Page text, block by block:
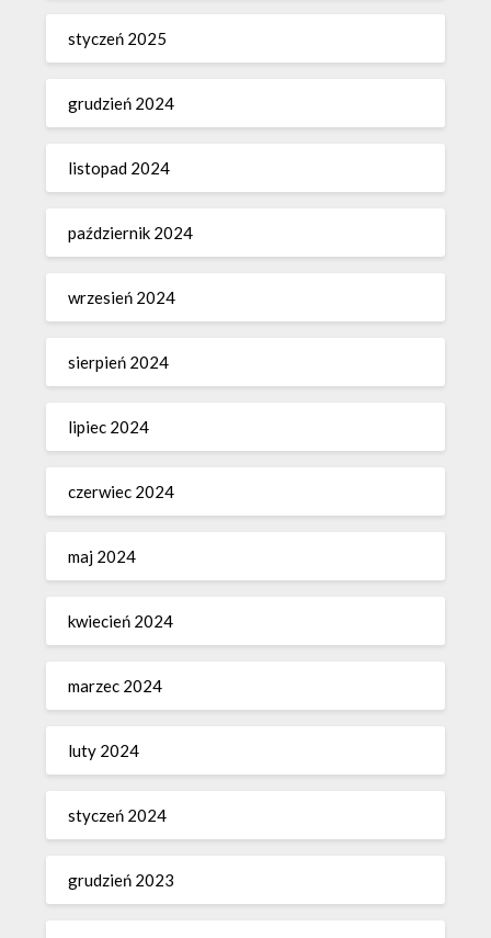
styczeń 2025
grudzień 2024
listopad 2024
październik 2024
wrzesień 2024
sierpień 2024
lipiec 2024
czerwiec 2024
maj 2024
kwiecień 2024
marzec 2024
luty 2024
styczeń 2024
grudzień 2023